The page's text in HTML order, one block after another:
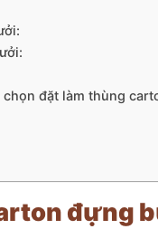
đặt làm thùng
đựng